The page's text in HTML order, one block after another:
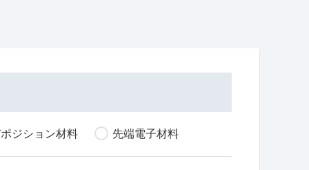
ジション材料 先端電子材料